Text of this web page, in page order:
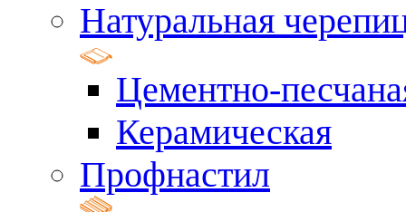
Натуральная
Цементно-
Керамическая
Профнастил